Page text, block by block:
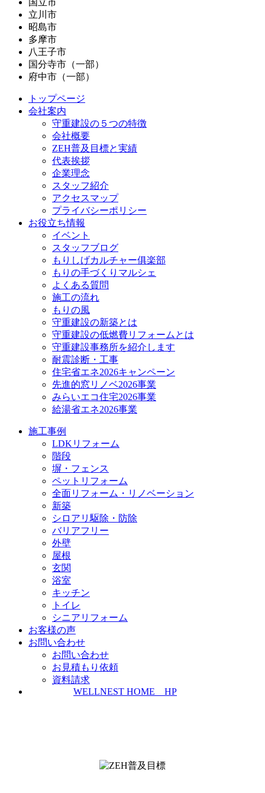
立川市
昭島市
多摩市
八王子市
国分寺市（一部）
府中市（一部）
トップページ
会社案内
守重建設の５つの特徴
会社概要
ZEH普及目標と実績
代表挨拶
企業理念
スタッフ紹介
アクセスマップ
プライバシーポリシー
お役立ち情報
イベント
スタッフブログ
もりしげカルチャー俱楽部
もりの手づくりマルシェ
よくある質問
施工の流れ
もりの風
守重建設の新築とは
守重建設の低燃費リフォームとは
守重建設事務所を紹介します
耐震診断・工事
住宅省エネ2026キャンペーン
先進的窓リノベ2026事業
みらいエコ住宅2026事業
給湯省エネ2026事業
施工事例
LDKリフォーム
階段
塀・フェンス
ペットリフォーム
全面リフォーム・リノベーション
新築
シロアリ駆除・防除
バリアフリー
外壁
屋根
玄関
浴室
キッチン
トイレ
シニアリフォーム
お客様の声
お問い合わせ
お問い合わせ
お見積もり依頼
資料請求
WELLNEST HOME HP